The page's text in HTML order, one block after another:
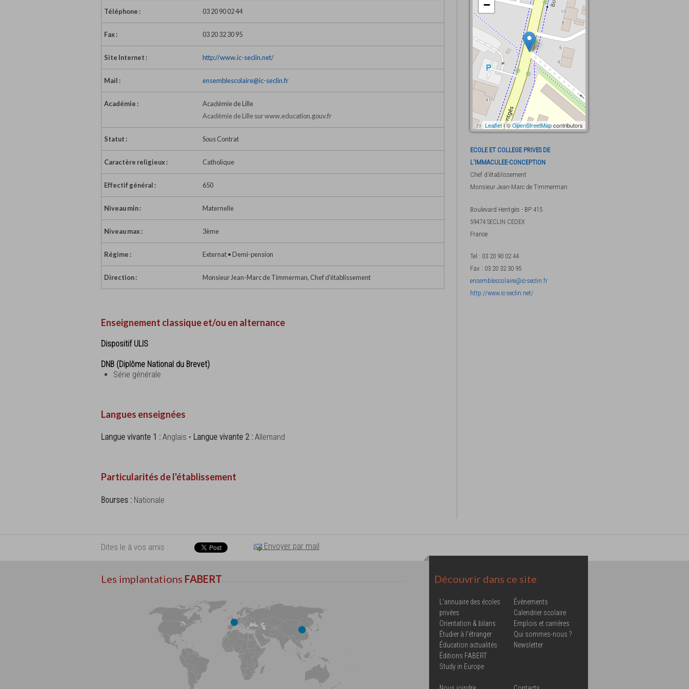
Téléphone : 03 20 90 02 44
Fax : 03 20 32 30 95
Site Internet : http://www.ic-seclin.net/
Mail : ensemblescolaire@ic-seclin.fr
Académie :
Académie de Lille
Académie de Lille sur www.education.gouv.fr
Statut : Sous Contrat
Caractère religieux : Catholique
Effectif général : 650
Niveau min : Maternelle
Niveau max : 3ème
Régime : Externat • Demi-pension
Direction : Monsieur Jean-Marc de Timmerman, Chef d'établissement
Enseignement classique et/ou en alternance
Dispositif ULIS
DNB (Diplôme National du Brevet)
Série générale
Langues enseignées
Langue vivante 1 : Anglais • Langue vivante 2 : Allemand
Particularités de l'établissement
Bourses : Nationale
−
Leaflet| ©OpenStreetMapcontributors
ECOLE ET COLLEGE PRIVES DE
L'IMMACULEE-CONCEPTION
Chef d'établissement
Monsieur Jean-Marc de Timmerman
Boulevard Hentgès - BP 415
59474 SECLIN CEDEX
France
Tel : 03 20 90 02 44
Fax : 03 20 32 30 95
ensemblescolaire@ic-seclin.fr
http://www.ic-seclin.net/
Dites le à vos amis : Envoyer par mail
Les implantations FABERT Découvrir dans ce site
L'annuaire des écoles
privées
Orientation & bilans
Étudier à l'étranger
Éducation actualités
Éditions FABERT
Study in Europe
Évènements
Calendrier scolaire
Emplois et carrières
Qui sommes-nous ?
Newsletter